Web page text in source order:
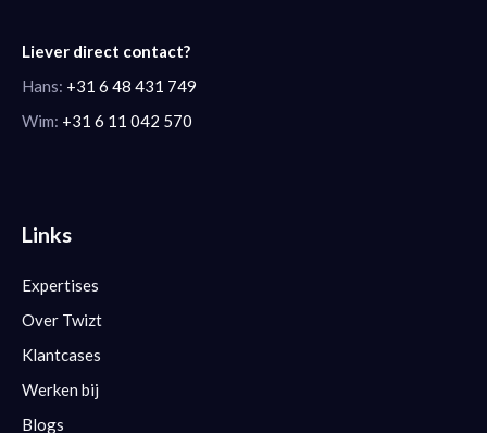
Liever direct contact?
Hans: +31 6 48 431 749
Wim: +31 6 11 042 570
Links
Expertises
Over Twizt
Klantcases
Werken bij
Blogs